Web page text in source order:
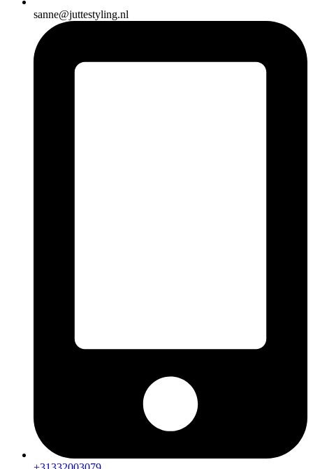
sanne@juttestyling.nl